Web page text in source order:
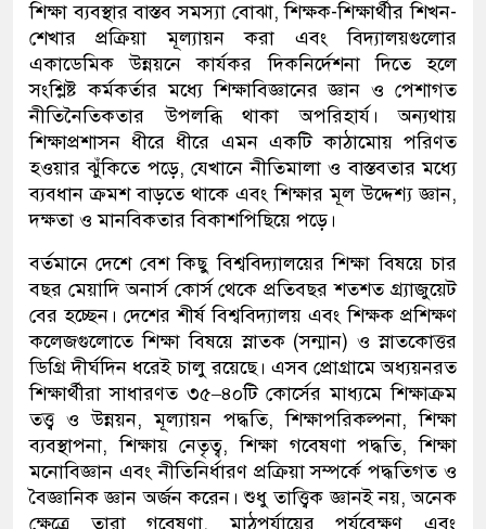
শিক্ষা ব্যবস্থার বাস্তব সমস্যা বোঝা,শিক্ষক-শিক্ষার্থীর শিখন-
শেখার প্রক্রিয়া মূল্যায়ন করা এবং বিদ্যালয়গুলোর
একাডেমিক উন্নয়নে কার্যকর দিকনির্দেশনা দিতে হলে
সংশ্লিষ্ট কর্মকর্তার মধ্যে শিক্ষাবিজ্ঞানেরজ্ঞান ও পেশাগত
নীতিনৈতিকতারউপলব্ধি থাকা অপরিহার্য। অন্যথায়
শিক্ষাপ্রশাসন ধীরে ধীরে এমন একটি কাঠামোয় পরিণত
হওয়ার ঝুঁকিতে পড়ে,যেখানে নীতিমালাও বাস্তবতার মধ্যে
ব্যবধান ক্রমশ বাড়তে থাকে এবং শিক্ষার মূল উদ্দেশ্য জ্ঞান,
দক্ষতা ও মানবিকতার বিকাশপিছিয়ে পড়ে।
বর্তমানে দেশে বেশ কিছু বিশ্ববিদ্যালয়েরশিক্ষা বিষয়ে চার
বছর মেয়াদি অনার্স কোর্স থেকে প্রতিবছর শতশত গ্র্যাজুয়েট
বের হচ্ছেন। দেশের শীর্ষ বিশ্ববিদ্যালয় এবং শিক্ষক প্রশিক্ষণ
কলেজগুলোতে শিক্ষা বিষয়ে স্নাতক (সন্মান)ও স্নাতকোত্তর
ডিগ্রি দীর্ঘদিন ধরেই চালু রয়েছে। এসব প্রোগ্রামে অধ্যয়নরত
শিক্ষার্থীরা সাধারণত ৩৫–৪০টি কোর্সের মাধ্যমেশিক্ষাক্রম
তত্ত্ব ও উন্নয়ন,মূল্যায়ন পদ্ধতি,শিক্ষাপরিকল্পনা,শিক্ষা
ব্যবস্থাপনা,শিক্ষায়নেতৃত্ব,শিক্ষা গবেষণা পদ্ধতি,শিক্ষা
মনোবিজ্ঞান এবং নীতিনির্ধারণ প্রক্রিয়া সম্পর্কে পদ্ধতিগত ও
বৈজ্ঞানিক জ্ঞান অর্জন করেন। শুধু তাত্ত্বিক জ্ঞানই নয়,অনেক
ক্ষেত্রে তারা গবেষণা,মাঠপর্যায়ের পর্যবেক্ষণ এবং